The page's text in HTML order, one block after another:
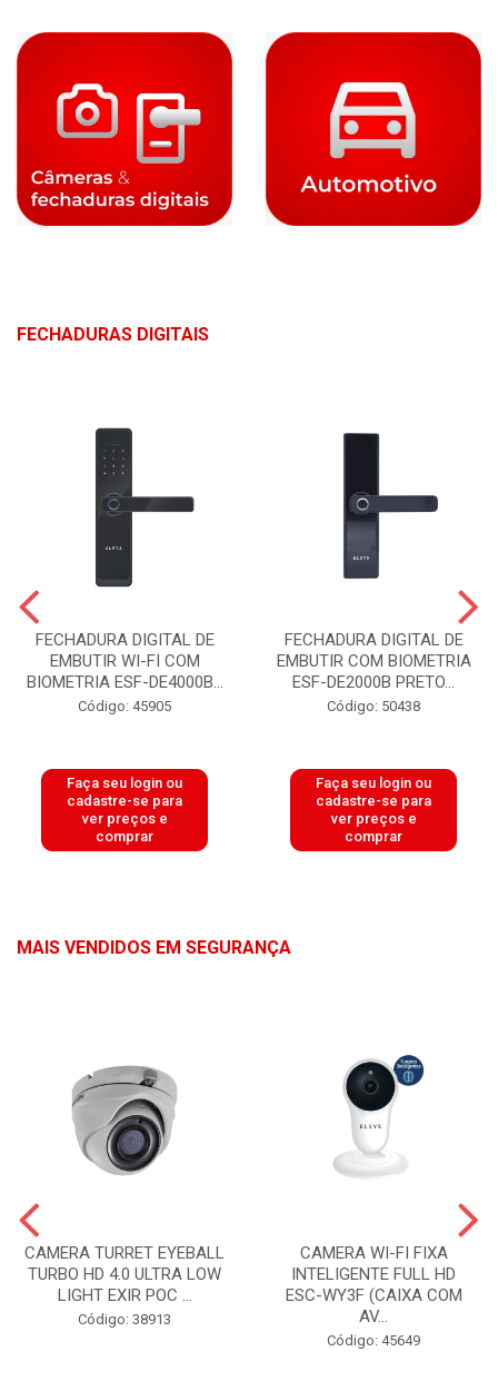
FECHADURAS DIGITAIS
FECHADURA DIGITAL DE
EMBUTIR WI-FI COM
BIOMETRIA ESF-DE4000B...
Código: 45905
Faça seu login ou
cadastre-se para
ver preços e
comprar
FECHADURA DIGITAL DE
EMBUTIR COM BIOMETRIA
ESF-DE2000B PRETO...
Código: 50438
Faça seu login ou
cadastre-se para
ver preços e
comprar
MAIS VENDIDOS EM SEGURANÇA
CAMERA TURRET EYEBALL
TURBO HD 4.0 ULTRA LOW
LIGHT EXIR POC ...
Código: 38913
CAMERA WI-FI FIXA
INTELIGENTE FULL HD
ESC-WY3F (CAIXA COM
AV...
Código: 45649